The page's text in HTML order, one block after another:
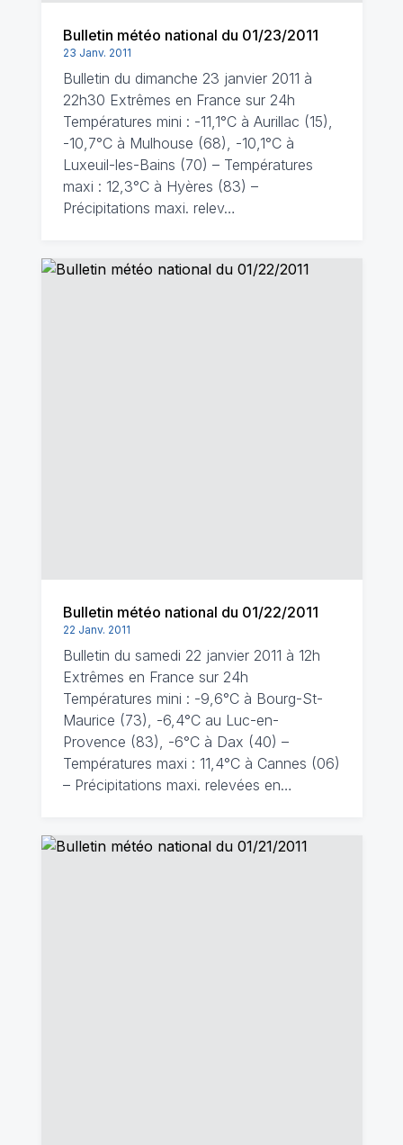
Bulletin météo national du 01/23/2011
23 Janv. 2011
Bulletin du dimanche 23 janvier 2011 à
22h30 Extrêmes en France sur 24h
Températures mini : -11,1°C à Aurillac (15),
-10,7°C à Mulhouse (68), -10,1°C à
Luxeuil-les-Bains (70) – Températures
maxi : 12,3°C à Hyères (83) –
Précipitations maxi. relev…
Bulletin météo national du 01/22/2011
22 Janv. 2011
Bulletin du samedi 22 janvier 2011 à 12h
Extrêmes en France sur 24h
Températures mini : -9,6°C à Bourg-St-
Maurice (73), -6,4°C au Luc-en-
Provence (83), -6°C à Dax (40) –
Températures maxi : 11,4°C à Cannes (06)
– Précipitations maxi. relevées en…